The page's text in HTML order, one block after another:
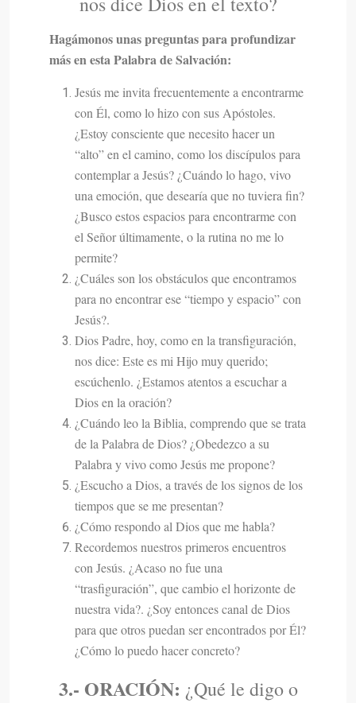
Hagámonos unas preguntas para profundizar
más en esta Palabra de Salvación:
Jesús me invita frecuentemente a encontrarme
con Él, como lo hizo con sus Apóstoles.
¿Estoy consciente que necesito hacer un
“alto” en el camino, como los discípulos para
contemplar a Jesús? ¿Cuándo lo hago, vivo
una emoción, que desearía que no tuviera fin?
¿Busco estos espacios para encontrarme con
el Señor últimamente, o la rutina no me lo
permite?
¿Cuáles son los obstáculos que encontramos
para no encontrar ese “tiempo y espacio” con
Jesús?.
Dios Padre, hoy, como en la transfiguración,
nos dice: Este es mi Hijo muy querido;
escúchenlo. ¿Estamos atentos a escuchar a
Dios en la oración?
¿Cuándo leo la Biblia, comprendo que se trata
de la Palabra de Dios? ¿Obedezco a su
Palabra y vivo como Jesús me propone?
¿Escucho a Dios, a través de los signos de los
tiempos que se me presentan?
¿Cómo respondo al Dios que me habla?
Recordemos nuestros primeros encuentros
con Jesús. ¿Acaso no fue una
“trasfiguración”, que cambio el horizonte de
nuestra vida?. ¿Soy entonces canal de Dios
para que otros puedan ser encontrados por Él?
¿Cómo lo puedo hacer concreto?
3.- ORACIÓN: ¿Qué le digo o